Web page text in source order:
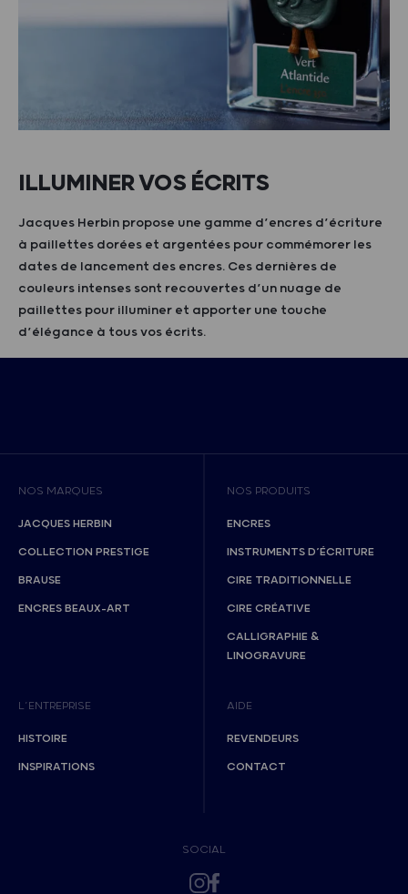
ILLUMINER VOS ÉCRITS
Jacques Herbin propose une gamme d’encres d’écriture
à paillettes dorées et argentées pour commémorer les
dates de lancement des encres. Ces dernières de
couleurs intenses sont recouvertes d’un nuage de
paillettes pour illuminer et apporter une touche
d’élégance à tous vos écrits.
NOS MARQUES
JACQUES HERBIN
COLLECTION PRESTIGE
BRAUSE
ENCRES BEAUX-ART
NOS PRODUITS
ENCRES
INSTRUMENTS D’ÉCRITURE
CIRE TRADITIONNELLE
CIRE CRÉATIVE
CALLIGRAPHIE &
LINOGRAVURE
L’ENTREPRISE
HISTOIRE
INSPIRATIONS
AIDE
REVENDEURS
CONTACT
SOCIAL